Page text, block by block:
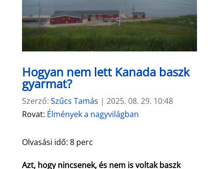
Hogyan nem lett Kanada baszk
gyarmat?
Szerző: Szűcs Tamás | 2025. 08. 29. 10:48
Rovat: Élmények a nagyvilágban
Olvasási idő: 8 perc
Azt, hogy nincsenek, és nem is voltak baszk